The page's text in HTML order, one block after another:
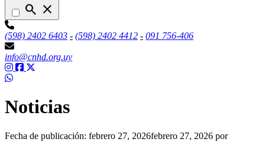
search close
(598) 2402 6403 - (598) 2402 4412 - 091 756-406
info@cnhd.org.uy
Noticias
Fecha de publicación: febrero 27, 2026febrero 27, 2026 por